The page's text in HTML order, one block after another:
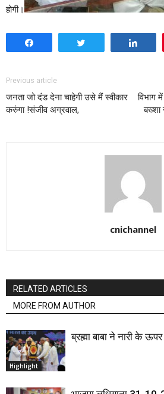
होगी।
Previous article
जनता जो दंड देना चाहेगी उसे मैं स्वीकार
करुंगा !संजीव अग्रवाल,
विभाग
बख्शा
cnichannel
RELATED ARTICLES
MORE FROM AUTHOR
Highlight
ब्रह्मा बाबा ने नारी के